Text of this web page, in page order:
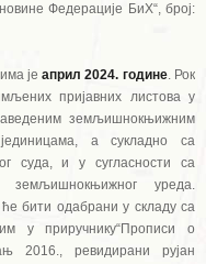
Федерације БиХ“, број:
јеаприл 2024. године. Рок
пријавних листова у
земљишнокњижним
јединицама, а сукладно са
суда, и у сугласности са
земљишнокњижног уреда.
бити одабрани у складу са
у приручнику“Прописи о
2016., ревидирани рујан